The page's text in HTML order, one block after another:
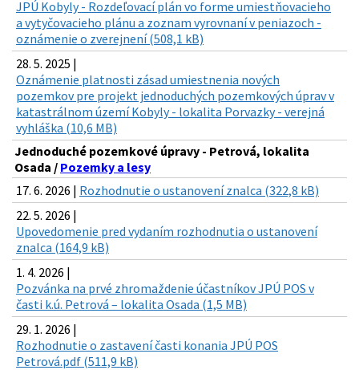
JPÚ Kobyly - Rozdeľovací plán vo forme umiestňovacieho
a vytyčovacieho plánu a zoznam vyrovnaní v peniazoch -
oznámenie o zverejnení (508,1 kB)
28. 5. 2025 |
Oznámenie platnosti zásad umiestnenia nových
pozemkov pre projekt jednoduchých pozemkových úprav v
katastrálnom území Kobyly - lokalita Porvazky - verejná
vyhláška (10,6 MB)
Jednoduché pozemkové úpravy - Petrová, lokalita
Osada / Pozemky a lesy
17. 6. 2026 | Rozhodnutie o ustanovení znalca (322,8 kB)
22. 5. 2026 |
Upovedomenie pred vydaním rozhodnutia o ustanovení
znalca (164,9 kB)
1. 4. 2026 |
Pozvánka na prvé zhromaždenie účastníkov JPÚ POS v
časti k.ú. Petrová – lokalita Osada (1,5 MB)
29. 1. 2026 |
Rozhodnutie o zastavení časti konania JPÚ POS
Petrová.pdf (511,9 kB)